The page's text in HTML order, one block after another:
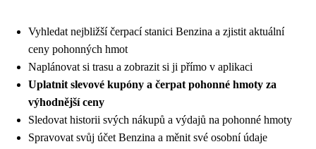
Vyhledat nejbližší čerpací stanici Benzina a zjistit aktuální
ceny pohonných hmot
Naplánovat si trasu a zobrazit si ji přímo v aplikaci
Uplatnit slevové kupóny a čerpat pohonné hmoty za
výhodnější ceny
Sledovat historii svých nákupů a výdajů na pohonné hmoty
Spravovat svůj účet Benzina a měnit své osobní údaje